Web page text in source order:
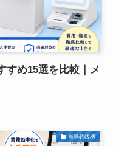
すめ15選を比較｜メ
自動釣銭機